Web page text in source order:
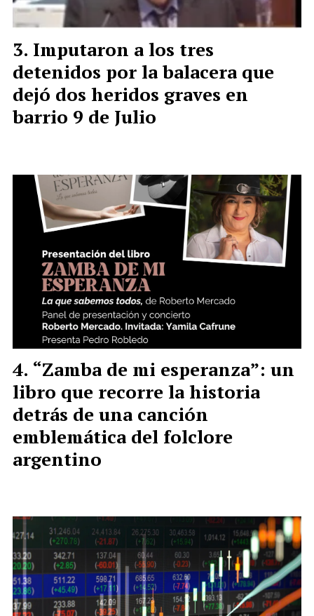
Imputaron a los tres
detenidos por la balacera que
dejó dos heridos graves en
barrio 9 de Julio
“Zamba de mi esperanza”: un
libro que recorre la historia
detrás de una canción
emblemática del folclore
argentino